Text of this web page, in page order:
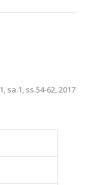
sa.1, ss.54-62, 2017